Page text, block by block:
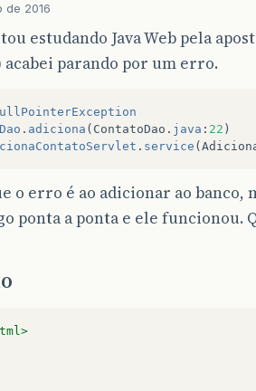
de 2016
estudando Java Web pela
parando por um erro.
. adiciona ( ContatoDao . java : 22 )
. service (
o erro é ao adicionar ao banco,
ponta a ponta e ele funcionou.